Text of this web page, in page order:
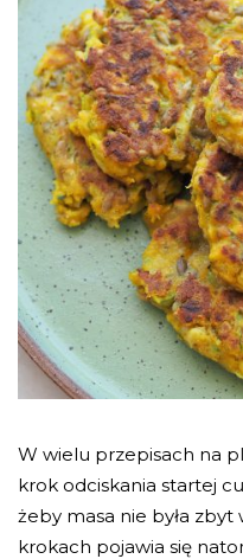
W wielu przepisach na
krok odciskania startej
żeby masa nie była
krokach pojawia się